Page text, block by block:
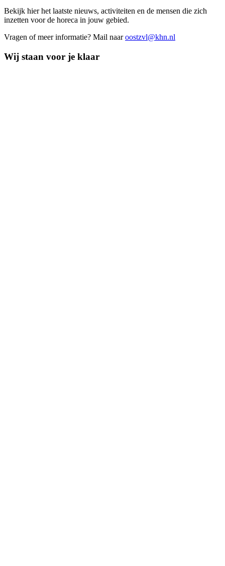
Bekijk hier het laatste nieuws, activiteiten en de mensen die zich
inzetten voor de horeca in jouw gebied.
Vragen of meer informatie? Mail naaroostzvl@khn.nl
Wij staan voor je klaar